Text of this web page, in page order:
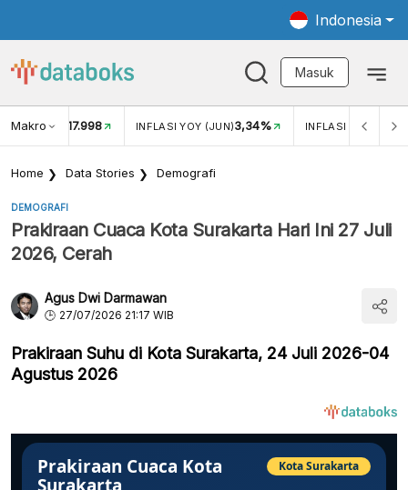
Indonesia
Masuk
Makro
USD/IDR 17.998 INFLASI YOY (JUN)3,34% INFLASI MOM
Home Data Stories Demografi
DEMOGRAFI
Prakiraan Cuaca Kota Surakarta Hari Ini 27 Juli
2026, Cerah
Agus Dwi Darmawan
27/07/2026 21:17 WIB
Prakiraan Suhu di Kota Surakarta, 24 Juli 2026-04
Agustus 2026